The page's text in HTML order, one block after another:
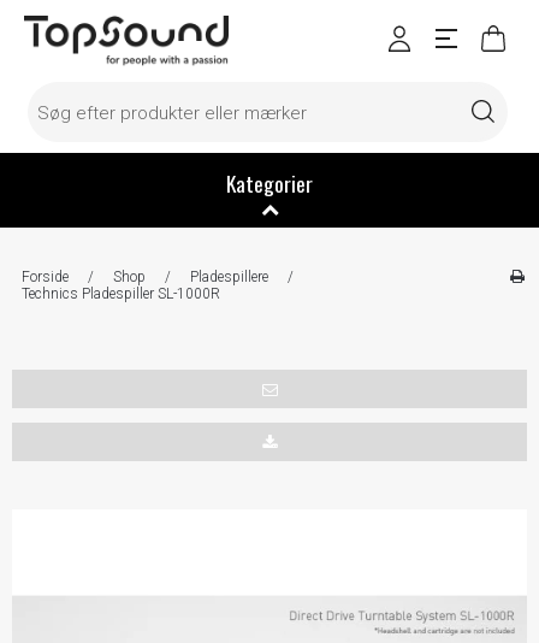
Kategorier
Forside / Shop / Pladespillere
/
Technics Pladespiller SL-1000R